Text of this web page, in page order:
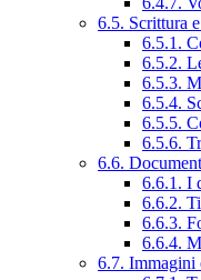
6.5. Scrittura
6.5.1.
6.5.2.
6.5.3.
6.5.4.
6.5.5.
6.5.6.
6.6.
6.6.1. I
6.6.2.
6.6.3.
6.6.4.
6.7. Immagini